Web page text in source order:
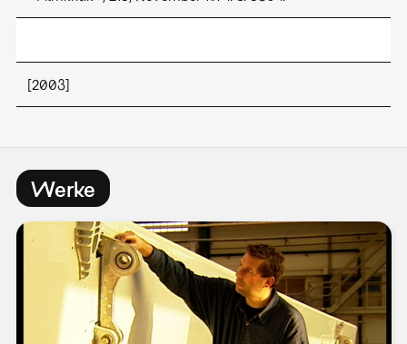
[2003]
Werke